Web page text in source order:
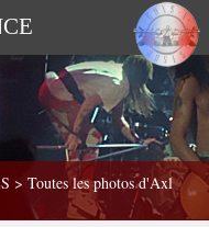
> Toutes les photos d'Axl